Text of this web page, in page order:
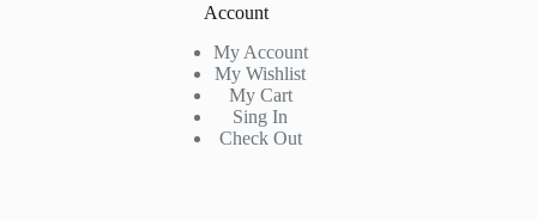
Account
My Account
My Wishlist
My Cart
Sing In
Check Out